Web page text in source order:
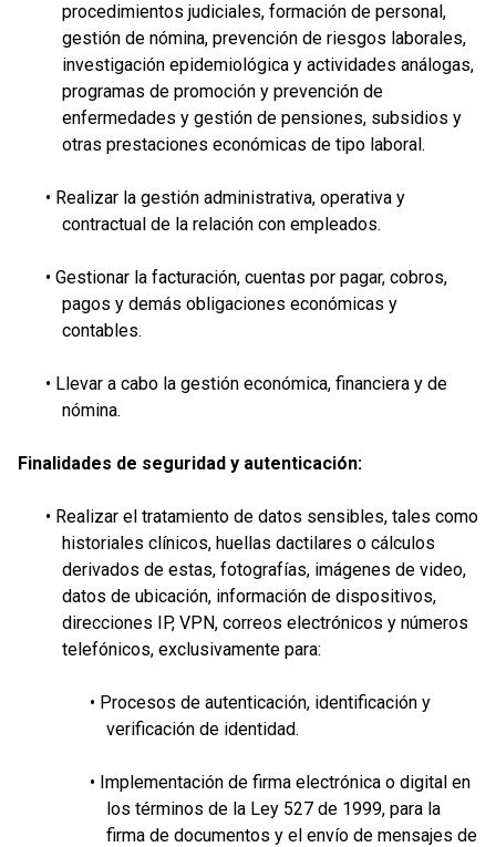
procedimientos judiciales, formación de personal,
gestión de nómina, prevención de riesgos laborales,
investigación epidemiológica y actividades análogas,
programas de promoción y prevención de
enfermedades y gestión de pensiones, subsidios y
otras prestaciones económicas de tipo laboral.
• Realizar la gestión administrativa, operativa y
contractual de la relación con empleados.
• Gestionar la facturación, cuentas por pagar, cobros,
pagos y demás obligaciones económicas y
contables.
• Llevar a cabo la gestión económica, financiera y de
nómina.
Finalidades de seguridad y autenticación:
• Realizar el tratamiento de datos sensibles, tales como
historiales clínicos, huellas dactilares o cálculos
derivados de estas, fotografías, imágenes de video,
datos de ubicación, información de dispositivos,
direcciones IP, VPN, correos electrónicos y números
telefónicos, exclusivamente para:
• Procesos de autenticación, identificación y
verificación de identidad.
• Implementación de firma electrónica o digital en
los términos de la Ley 527 de 1999, para la
firma de documentos y el envío de mensajes de